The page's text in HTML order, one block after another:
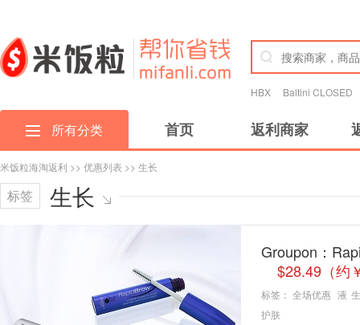
HBX Baltini CLOSED
所有分类 首页 返利商家
米饭粒海淘返利 >> 优惠列表 >> 生长
标签 生长
Groupon：
$28.49（约
标签： 全场优惠 液
护肤